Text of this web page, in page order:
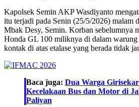
Kapolsek Semin AKP Wasdiyanto
itu terjadi pada Senin (25/5/2026) malam
Mbak Desy, Semin. Korban sebelumnya
Honda GL 100 miliknya di dalam
kontak di atas etalase yang berada tidak
Baca juga: Dua Warga
Kecelakaan Bus dan Motor di
Paliyan